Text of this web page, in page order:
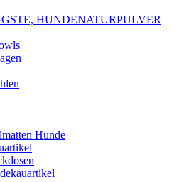
HUNDENATURPULVER
Hunde